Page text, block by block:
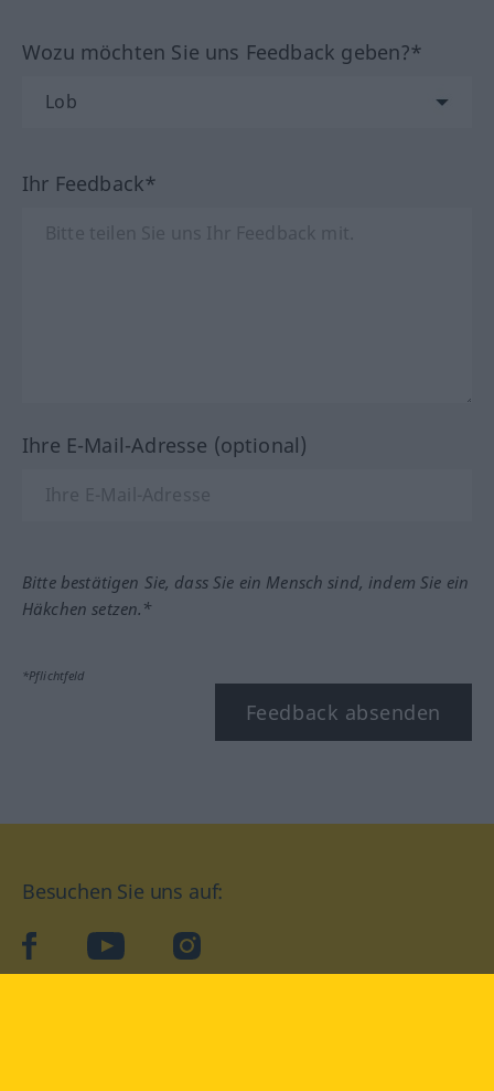
Wozu möchten Sie uns Feedback geben?*
Ihr Feedback*
Ihre E-Mail-Adresse (optional)
Bitte bestätigen Sie, dass Sie ein Mensch sind, indem Sie ein
Häkchen setzen.*
*Pflichtfeld
Feedback absenden
Besuchen Sie uns auf:
facebookYouTube Instagram